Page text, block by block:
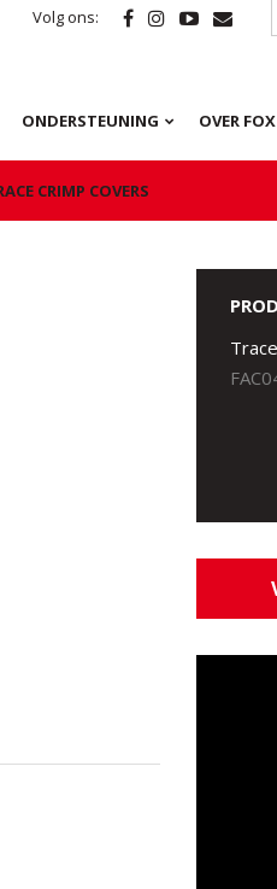
Volg ons:
ONDERSTEUNING OVER FOX
CRIMP COVERS